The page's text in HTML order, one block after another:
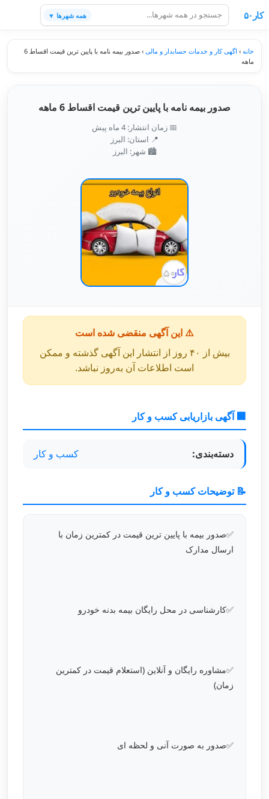
کار۵۰ همه شهرها ▼
خانه › اگهی کار و خدمات حسابدار و مالی ›
صدور بیمه نامه با پایین ترین قیمت اقساط 6
ماهه
صدور بیمه نامه با پایین ترین قیمت اقساط 6 ماهه
📅 زمان انتشار: 4 ماه پیش
📍 استان: البرز
🏙️ شهر: البرز
⚠️ این آگهی منقضی شده است
بیش از ۴۰ روز از انتشار این آگهی گذشته و ممکن
است اطلاعات آن به‌روز نباشد.
🏢 آگهی بازاریابی کسب و کار
دسته‌بندی: کسب و کار
📝 توضیحات کسب و کار
✅صدور بیمه با پایین ترین قیمت در کمترین زمان با
ارسال مدارک
✅کارشناسی در محل رایگان بیمه بدنه خودرو
✅مشاوره رایگان و آنلاین (استعلام قیمت در کمترین
زمان)
✅صدور به صورت آنی و لحظه ای